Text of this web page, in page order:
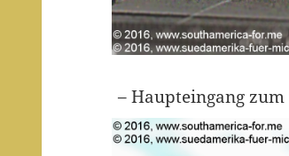
– Haupteingang